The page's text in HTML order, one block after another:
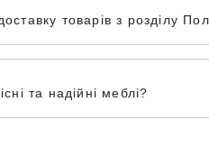
товарів з розділу
та надійні меблі?